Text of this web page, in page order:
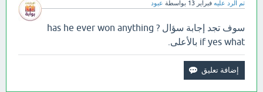
تم الرد عليه فبراير 13 بواسطة عبود
سوف تجد إجابة سؤال has he ever won anything ?
if yes what بالأعلى.